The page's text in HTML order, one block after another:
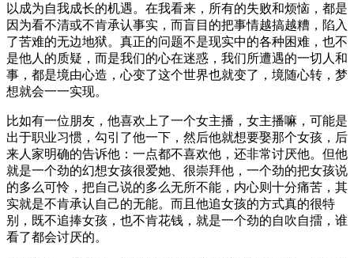
以成为自我成长的机遇。在我看来，所有的失败和烦恼，都是
因为看不清或不肯承认事实，而盲目的把事情越搞越糟，陷入
了苦难的无边地狱。真正的问题不是现实中的各种困难，也不
是他人的质疑，而是我们的心在迷惑，我们所遭遇的一切人和
事，都是境由心造，心变了这个世界也就变了，境随心转，梦
想就会一一实现。
比如有一位朋友，他喜欢上了一个女主播，女主播嘛，可能是
出于职业习惯，勾引了他一下，然后他就想要娶那个女孩，后
来人家明确的告诉他：一点都不喜欢他，还非常讨厌他。但他
就是一个劲的幻想女孩很爱她、很崇拜他，一个劲的把女孩说
的多么可怜，把自己说的多么无所不能，内心则十分痛苦，其
实就是不肯承认自己的无能。而且他追女孩的方式真的很特
别，既不追捧女孩，也不肯花钱，就是一个劲的自吹自擂，谁
看了都会讨厌的。